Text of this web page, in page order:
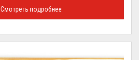
Смотреть подробнее